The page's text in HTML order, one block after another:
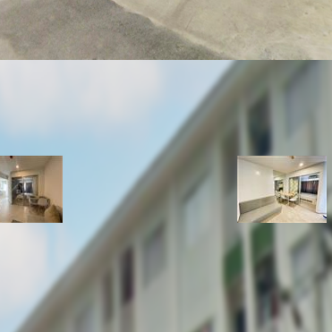
รหัสทรัพย์ BHL1044
3/11/2026 10:42 AM